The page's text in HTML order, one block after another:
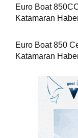
Euro Boat
Katamaran
Euro Boat 850
Katamaran